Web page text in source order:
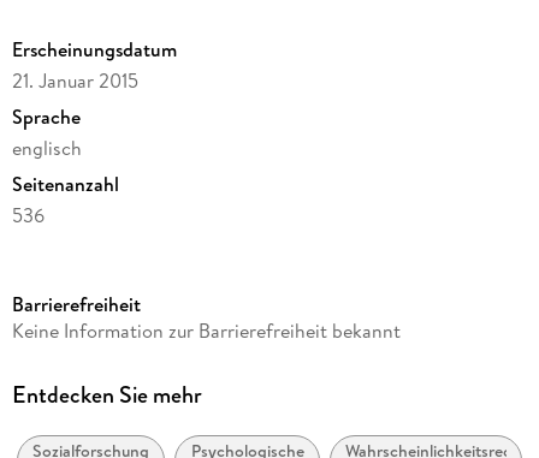
Covariance. - Moderation. - Mediation.
Erscheinungsdatum
21. Januar 2015
Sprache
englisch
Seitenanzahl
536
Reihe
Autor/Autorin
Barrierefreiheit
Keine Information zur Barrierefreiheit bekannt
Entdecken Sie mehr
Sozialforschung
Psychologische